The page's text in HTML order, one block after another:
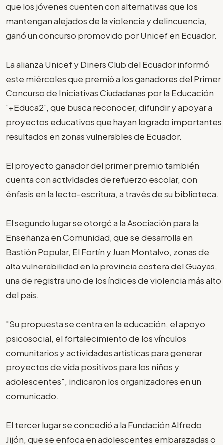
que los jóvenes cuenten con alternativas que los
mantengan alejados de la violencia y delincuencia,
ganó un concurso promovido por Unicef en Ecuador.
La alianza Unicef y Diners Club del Ecuador informó
este miércoles que premió a los ganadores del Primer
Concurso de Iniciativas Ciudadanas por la Educación
'+Educa2', que busca reconocer, difundir y apoyar a
proyectos educativos que hayan logrado importantes
resultados en zonas vulnerables de Ecuador.
El proyecto ganador del primer premio también
cuenta con actividades de refuerzo escolar, con
énfasis en la lecto-escritura, a través de su biblioteca.
El segundo lugar se otorgó a la Asociación para la
Enseñanza en Comunidad, que se desarrolla en
Bastión Popular, El Fortín y Juan Montalvo, zonas de
alta vulnerabilidad en la provincia costera del Guayas,
una de registra uno de los índices de violencia más alto
del país.
"Su propuesta se centra en la educación, el apoyo
psicosocial, el fortalecimiento de los vínculos
comunitarios y actividades artísticas para generar
proyectos de vida positivos para los niños y
adolescentes", indicaron los organizadores en un
comunicado.
El tercer lugar se concedió a la Fundación Alfredo
Jijón, que se enfoca en adolescentes embarazadas o